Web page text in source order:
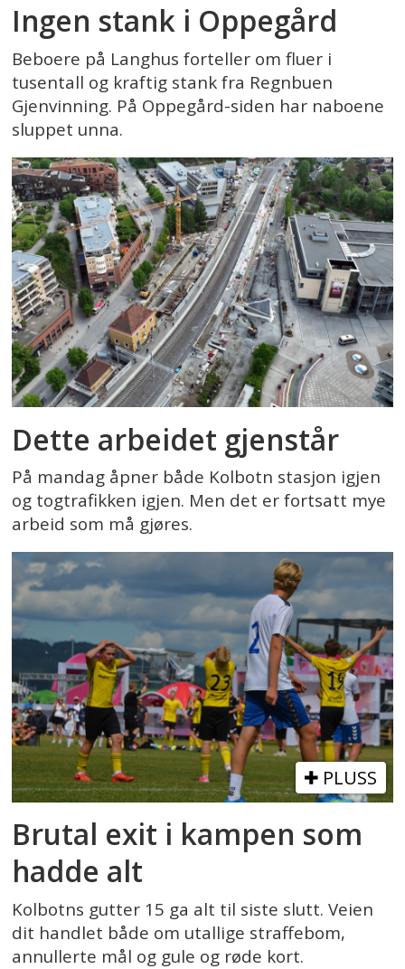
Ingen stank i Oppegård
Beboere på Langhus forteller om fluer i
tusentall og kraftig stank fra Regnbuen
Gjenvinning. På Oppegård-siden har naboene
sluppet unna.
Dette arbeidet gjenstår
På mandag åpner både Kolbotn stasjon igjen
og togtrafikken igjen. Men det er fortsatt mye
arbeid som må gjøres.
PLUSS
Brutal exit i kampen som
hadde alt
Kolbotns gutter 15 ga alt til siste slutt. Veien
dit handlet både om utallige straffebom,
annullerte mål og gule og røde kort.